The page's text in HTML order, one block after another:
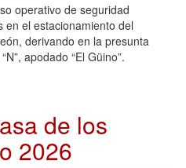
operativo de seguridad
el estacionamiento del
derivando en la presunta
apodado “El Güino”.
de los
2026